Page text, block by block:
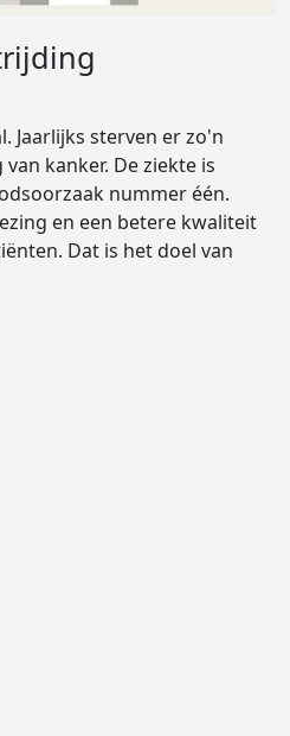
Jaarlijks sterven er zo'n
kanker. De ziekte is
nummer één.
en een betere kwaliteit
Dat is het doel van